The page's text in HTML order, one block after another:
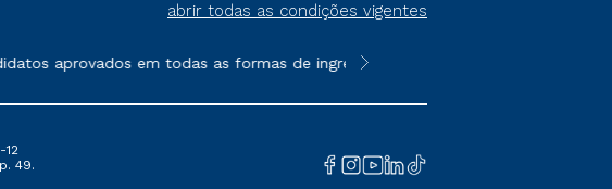
abrir todas as condições vigentes
aprovados em todas as formas de ingresso, exceto na prova on-line ou
**Semipresencial é um formato do
12
49.